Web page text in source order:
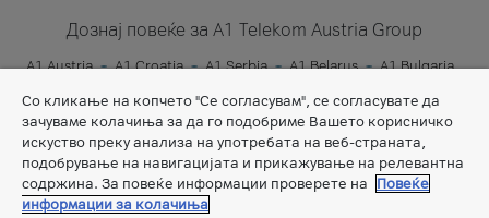
Дознај повеќе за A1 Telekom Austria Group
A1 Austria A1 Croatia A1 Serbia A1 Belarus
A1 Bulgaria
A1 Slovenia
A1 Digital
Со кликање на копчето "Се согласувам", се согласувате да
зачуваме колачиња за да го подобриме Вашето корисничко
искуство преку анализа на употребата на веб-страната,
подобрување на навигацијата и прикажување на релевантна
содржина. За повеќе информации проверете на
Повеќе
информации за колачиња